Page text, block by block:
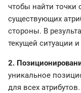
чтобы найти точки
существующих
стороны. В
текущей ситуации
2.
уникальное
для всех